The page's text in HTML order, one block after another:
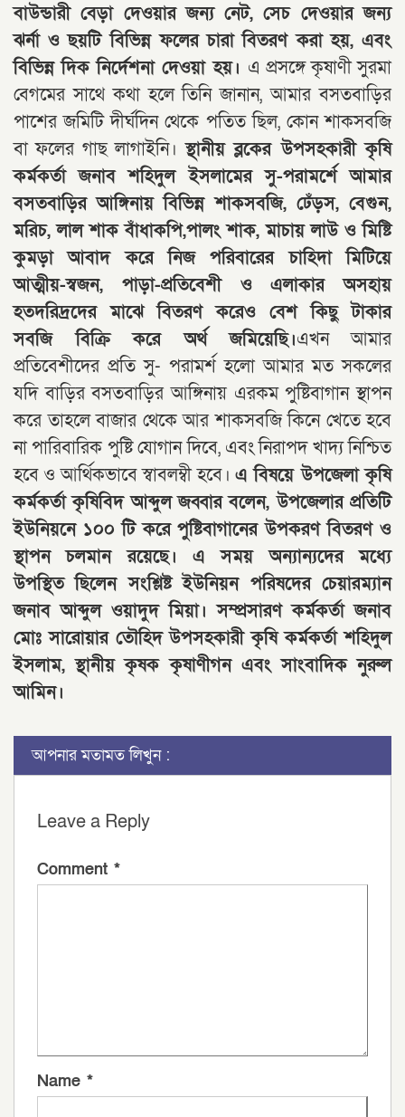
বাউন্ডারী বেড়া দেওয়ার জন্য নেট, সেচ দেওয়ার জন্য
ঝর্না ও ছয়টি বিভিন্ন ফলের চারা বিতরণ করা হয়, এবং
বিভিন্ন দিক নির্দেশনা দেওয়া হয়। এ প্রসঙ্গে কৃষাণী সুরমা
বেগমের সাথে কথা হলে তিনি জানান, আমার বসতবাড়ির
পাশের জমিটি দীর্ঘদিন থেকে পতিত ছিল, কোন শাকসবজি
বা ফলের গাছ লাগাইনি।স্থানীয় ব্লকের উপসহকারী কৃষি
কর্মকর্তা জনাব শহিদুল ইসলামের সু-পরামর্শে আমার
বসতবাড়ির আঙ্গিনায় বিভিন্ন শাকসবজি, ঢেঁড়স, বেগুন,
মরিচ, লাল শাক বাঁধাকপি,পালং শাক, মাচায় লাউ ও মিষ্টি
কুমড়া আবাদ করে নিজ পরিবারের চাহিদা মিটিয়ে
আত্মীয়-স্বজন, পাড়া-প্রতিবেশী ও এলাকার অসহায়
হতদরিদ্রদের মাঝে বিতরণ করেও বেশ কিছু টাকার
সবজি বিক্রি করে অর্থ জমিয়েছি।এখন আমার
প্রতিবেশীদের প্রতি সু- পরামর্শ হলো আমার মত সকলের
যদি বাড়ির বসতবাড়ির আঙ্গিনায় এরকম পুষ্টিবাগান স্থাপন
করে তাহলে বাজার থেকে আর শাকসবজি কিনে খেতে হবে
না পারিবারিক পুষ্টি যোগান দিবে, এবং নিরাপদ খাদ্য নিশ্চিত
হবে ও আর্থিকভাবে স্বাবলম্বী হবে। এ বিষয়ে উপজেলা কৃষি
কর্মকর্তা কৃষিবিদ আব্দুল জব্বার বলেন, উপজেলার প্রতিটি
ইউনিয়নে ১০০ টি করে পুষ্টিবাগানের উপকরণ বিতরণ ও
স্থাপন চলমান রয়েছে। এ সময় অন্যান্যদের মধ্যে
উপস্থিত ছিলেন সংশ্লিষ্ট ইউনিয়ন পরিষদের চেয়ারম্যান
জনাব আব্দুল ওয়াদুদ মিয়া। সম্প্রসারণ কর্মকর্তা জনাব
মোঃ সারোয়ার তৌহিদ উপসহকারী কৃষি কর্মকর্তা শহিদুল
ইসলাম, স্থানীয় কৃষক কৃষাণীগন এবং সাংবাদিক নুরুল
আমিন।
আপনার মতামত লিখুন :
Leave a Reply
Comment *
Name *